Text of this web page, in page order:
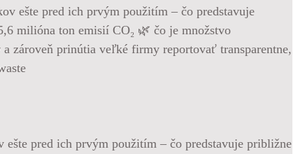
pred ich prvým použitím – čo predstavuje približne